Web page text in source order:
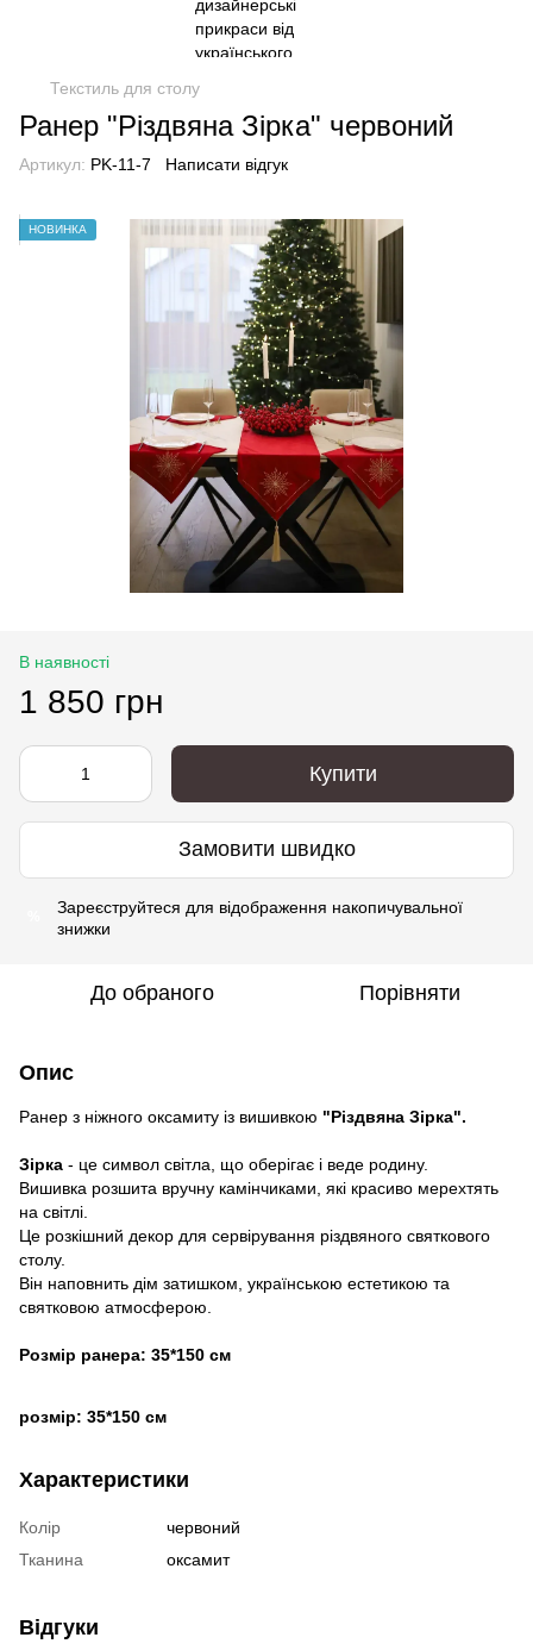
Текстиль для столу
Ранер "Різдвяна Зірка" червоний
Артикул: PK-11-7 Написати відгук
НОВИНКА
В наявності
1 850 грн
Купити
Замовити швидко
Зареєструйтеся для відображення накопичувальної
знижки
До обраного Порівняти
Опис
Ранер з ніжного оксамиту із вишивкою "Різдвяна Зірка".
Зірка - це символ світла, що оберігає і веде родину.
Вишивка розшита вручну камінчиками, які красиво мерехтять
на світлі.
Це розкішний декор для сервірування різдвяного святкового
столу.
Він наповнить дім затишком, українською естетикою та
святковою атмосферою.
Розмір ранера: 35*150 см
розмір: 35*150 см
Характеристики
Колір
червоний
Тканина
оксамит
Відгуки